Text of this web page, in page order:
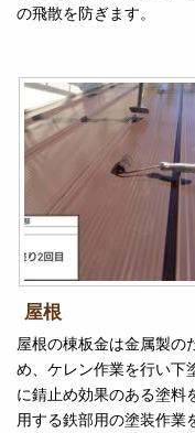
の飛散を防ぎます。
屋根
屋根の棟板金は金属製の
め、ケレン作業を行い下
に錆止め効果のある塗料
用する鉄部用の塗装作業